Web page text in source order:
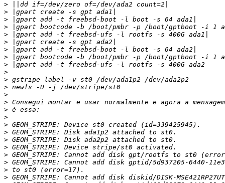
>
>
>
>
>
>
>
>
>
>
>
>
>
>
>
>
>
>
>
>
>
>
>
>